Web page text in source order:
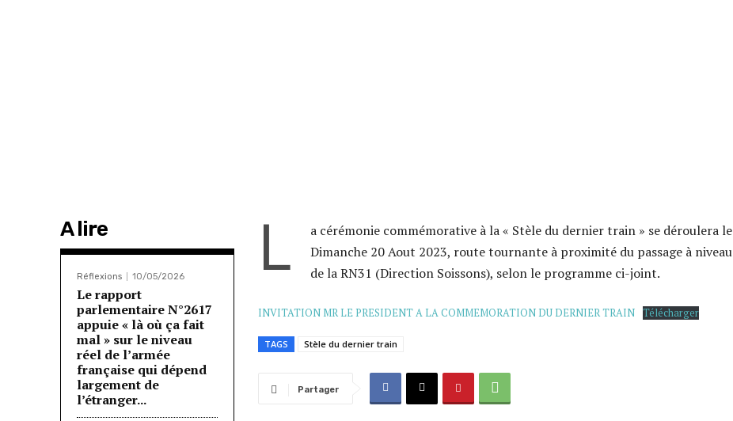
A lire
Réflexions 10/05/2026
Le rapport
parlementaire N°2617
appuie « là où ça fait
mal » sur le niveau
réel de l’armée
française qui dépend
largement de
l’étranger...
L
a cérémonie commémorative à la « Stèle du dernier train » se déroulera le
Dimanche 20 Aout 2023, route tournante à proximité du passage à niveau
de la RN31 (Direction Soissons), selon le programme ci-joint.
INVITATION MR LE PRESIDENT A LA COMMEMORATION DU DERNIER TRAIN Télécharger
TAGS Stèle du dernier train
Partager